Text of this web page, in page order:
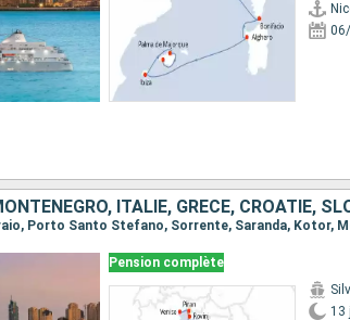
ITALIE, GRÈCE, CROATIE,
Pension complète
13 j